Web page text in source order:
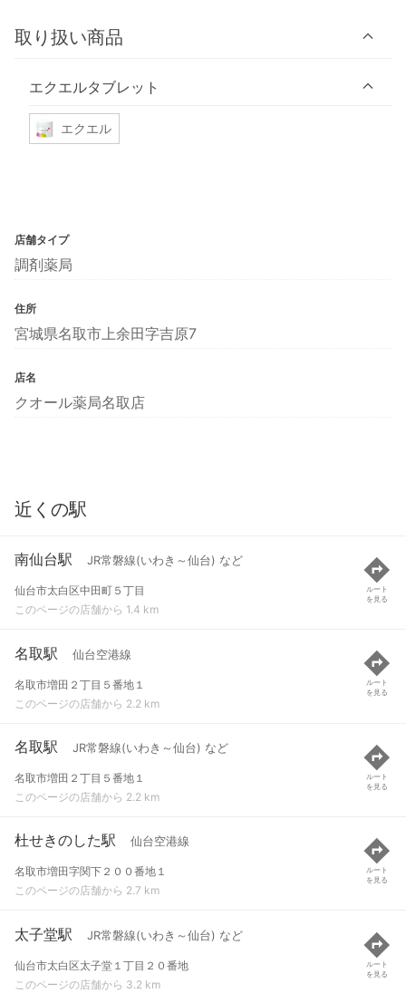
取り扱い商品
エクエルタブレット
エクエル
店舗タイプ
調剤薬局
住所
宮城県名取市上余田字吉原7
店名
クオール薬局名取店
近くの駅
南仙台駅 JR常磐線(いわき～仙台) など
仙台市太白区中田町５丁目
このページの店舗から 1.4 km
ルート
を見る
名取駅 仙台空港線
名取市増田２丁目５番地１
このページの店舗から 2.2 km
ルート
を見る
名取駅 JR常磐線(いわき～仙台) など
名取市増田２丁目５番地１
このページの店舗から 2.2 km
ルート
を見る
杜せきのした駅 仙台空港線
名取市増田字関下２００番地１
このページの店舗から 2.7 km
ルート
を見る
太子堂駅 JR常磐線(いわき～仙台) など
仙台市太白区太子堂１丁目２０番地
このページの店舗から 3.2 km
ルート
を見る